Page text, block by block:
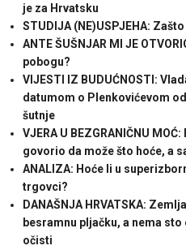
je za Hrvatsku
STUDIJA (NE)USPJEHA:
ANTE ŠUŠNJAR MI JE
pobogu?
VIJESTI IZ BUDUĆNOSTI:
datumom o Plenkovićevom
šutnje
VJERA U BEZGRANIČNU
govorio da može što hoće, a
ANALIZA: Hoće li u
trgovci?
DANAŠNJA HRVATSKA:
besramnu pljačku, a nema
očisti